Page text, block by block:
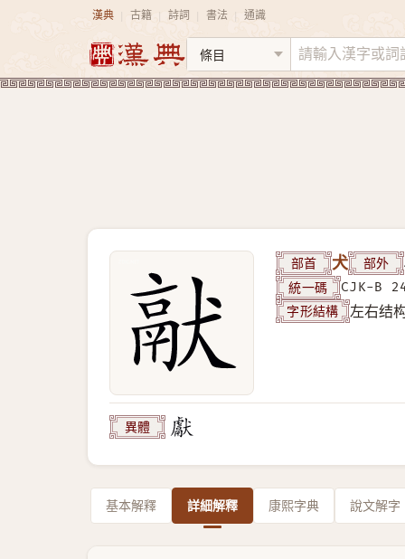
漢典 古籍 詩詞 書法 通識
部首 犬 部外
統一碼 CJK-B
字形結構 左右结
異體
基本解釋 詳細解釋 康熙字典 說文解字